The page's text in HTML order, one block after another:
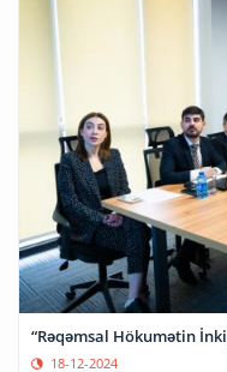
“Rəqəmsal Hökumətin
18-12-2024